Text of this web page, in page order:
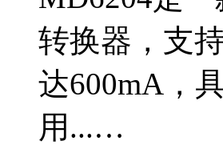
转换器，支
达600mA，
用...…